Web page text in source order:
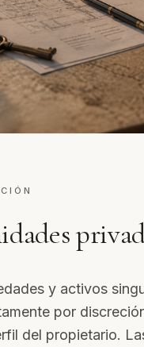
y activos
por
del propietario.